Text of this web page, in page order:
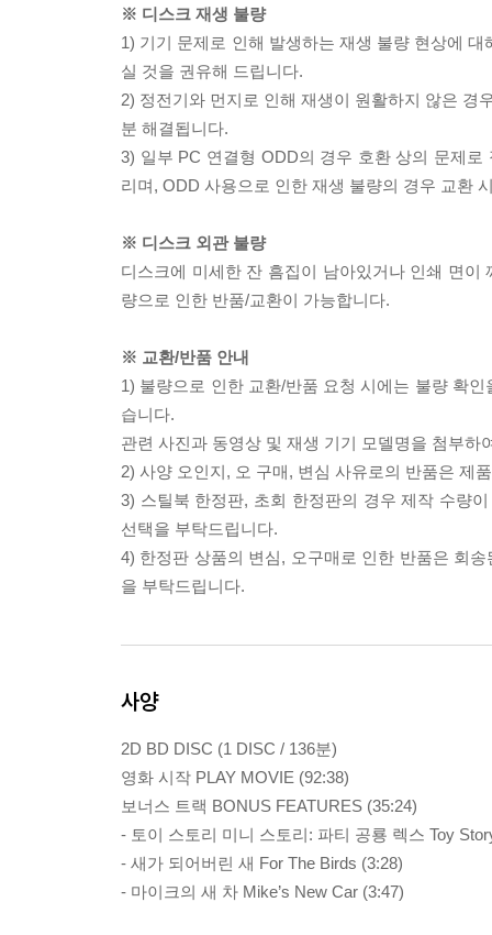
※ 디스크 재생 불량
1) 기기 문제로 인해 발생하는 재생 불량 현상에
실 것을 권유해 드립니다.
2) 정전기와 먼지로 인해 재생이 원활하지 않은 경
분 해결됩니다.
3) 일부 PC 연결형 ODD의 경우 호환 상의 문제
리며, ODD 사용으로 인한 재생 불량의 경우 교환
※ 디스크 외관 불량
디스크에 미세한 잔 흠집이 남아있거나 인쇄 면
량으로 인한 반품/교환이 가능합니다.
※ 교환/반품 안내
1) 불량으로 인한 교환/반품 요청 시에는 불량 확
습니다.
관련 사진과 동영상 및 재생 기기 모델명을 첨부하
2) 사양 오인지, 오 구매, 변심 사유로의 반품은 제
3) 스틸북 한정판, 초회 한정판의 경우 제작 수량
선택을 부탁드립니다.
4) 한정판 상품의 변심, 오구매로 인한 반품은 회
을 부탁드립니다.
사양
2D BD DISC (1 DISC / 136분)
영화 시작 PLAY MOVIE (92:38)
보너스 트랙 BONUS FEATURES (35:24)
- 토이 스토리 미니 스토리: 파티 공룡 렉스 Toy
- 새가 되어버린 새 For The Birds (3:28)
- 마이크의 새 차 Mike’s New Car (3:47)